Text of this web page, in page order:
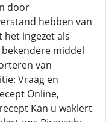
door
hebben van
het ingezet als
middel
van
Vraag en
Online,
Kan u waklert